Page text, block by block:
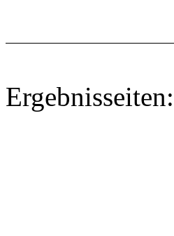
Ergebnisseiten: